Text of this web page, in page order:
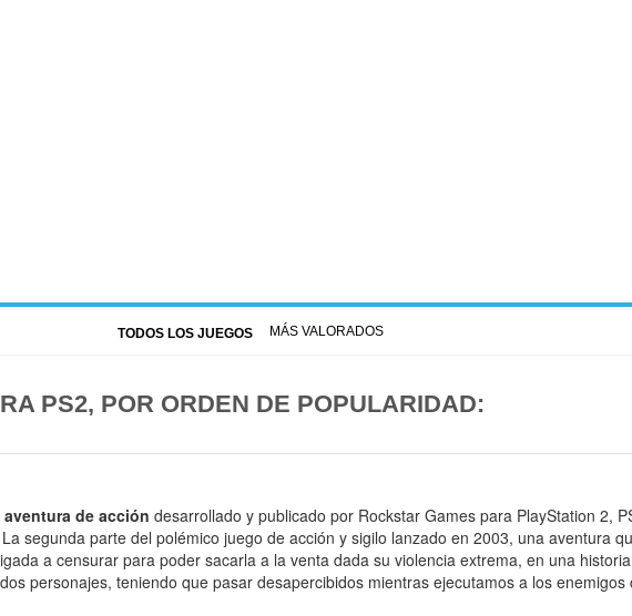
TODOS LOS JUEGOS MÁS VALORADOS
PS2, POR ORDEN DE POPULARIDAD:
aventura de acción desarrollado y publicado por Rockstar Games para PlayStation 2,
segunda parte del polémico juego de acción y sigilo lanzado en 2003, una aventura
a censurar para poder sacarla a la venta dada su violencia extrema, en una historia
personajes, teniendo que pasar desapercibidos mientras ejecutamos a los enemigos